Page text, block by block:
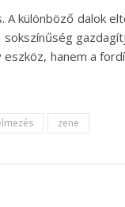
különböző dalok
sokszínűség
hanem a
zene